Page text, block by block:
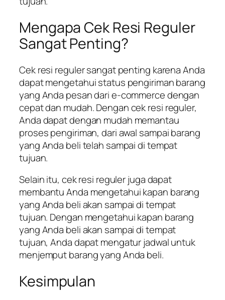
Mengapa Cek Resi Reguler
Sangat Penting?
Cek resi reguler sangat penting karena Anda
dapat mengetahui status pengiriman barang
yang Anda pesan dari e-commerce dengan
cepat dan mudah. Dengan cek resi reguler,
Anda dapat dengan mudah memantau
proses pengiriman, dari awal sampai barang
yang Anda beli telah sampai di tempat
tujuan.
Selain itu, cek resi reguler juga dapat
membantu Anda mengetahui kapan barang
yang Anda beli akan sampai di tempat
tujuan. Dengan mengetahui kapan barang
yang Anda beli akan sampai di tempat
tujuan, Anda dapat mengatur jadwal untuk
menjemput barang yang Anda beli.
Kesimpulan